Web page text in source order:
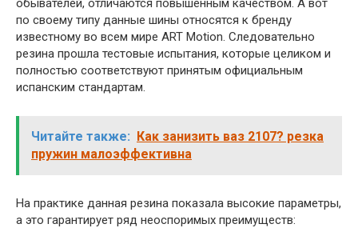
обывателей, отличаются повышенным качеством. А вот
по своему типу данные шины относятся к бренду
известному во всем мире ART Motion. Следовательно
резина прошла тестовые испытания, которые целиком и
полностью соответствуют принятым официальным
испанским стандартам.
Читайте также: Как занизить ваз 2107? резка
пружин малоэффективна
На практике данная резина показала высокие параметры,
а это гарантирует ряд неоспоримых преимуществ: